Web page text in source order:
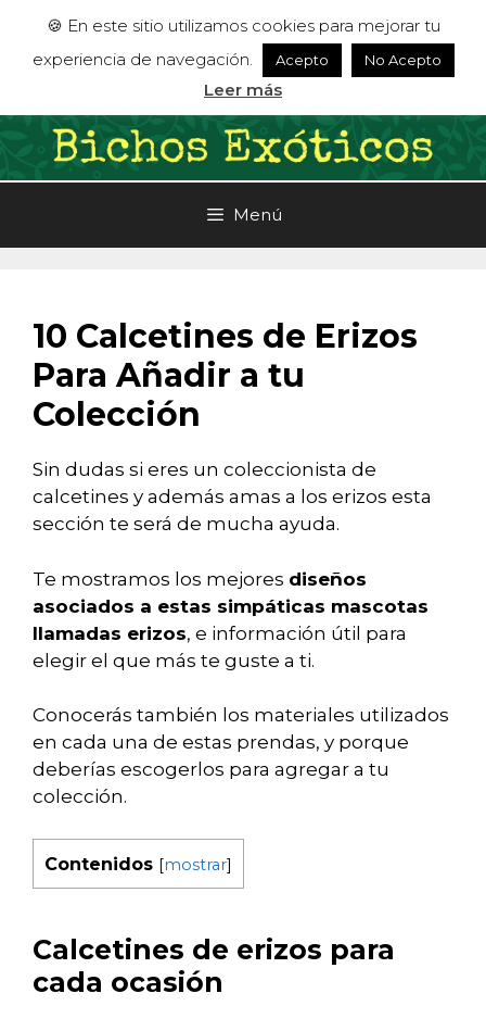
contenido
Menú
10 Calcetines de Erizos
Para Añadir a tu
Colección
Sin dudas si eres un coleccionista de
calcetines y además amas a los erizos esta
sección te será de mucha ayuda.
Te mostramos los mejores diseños
asociados a estas simpáticas mascotas
llamadas erizos, e información útil para
elegir el que más te guste a ti.
Conocerás también los materiales utilizados
en cada una de estas prendas, y porque
deberías escogerlos para agregar a tu
colección.
Contenidos [mostrar]
Calcetines de erizos para
cada ocasión
🍪 En este sitio utilizamos cookies para mejorar tu
experiencia de navegación.
Acepto No Acepto
Leer más